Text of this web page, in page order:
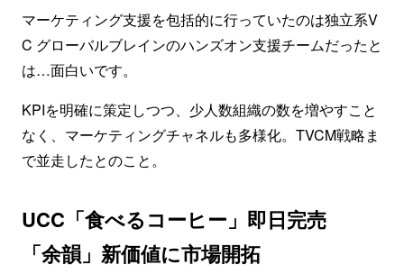
マーケティング支援を包括的に行っていたのは独立系V
C グローバルブレインのハンズオン支援チームだったと
は…面白いです。
KPIを明確に策定しつつ、少人数組織の数を増やすこと
なく、マーケティングチャネルも多様化。TVCM戦略ま
で並走したとのこと。
UCC「食べるコーヒー」即日完売
「余韻」新価値に市場開拓